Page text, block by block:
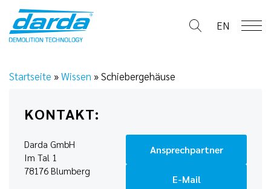
content
EN
Startseite »Wissen »Schiebergehäuse
KONTAKT:
Darda GmbH
Im Tal 1
78176 Blumberg
Ansprechpartner
E-Mail